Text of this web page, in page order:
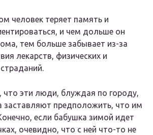
человек теряет память и
и чем дольше он
тем больше забывает из-за
лекарств, физических и
эти люди, блуждая по городу,
заставляют предположить, что им
если бабушка зимой идет
очевидно, что с ней что-то не